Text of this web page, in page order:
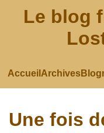
Le blog
Accueil Archives
Une fois